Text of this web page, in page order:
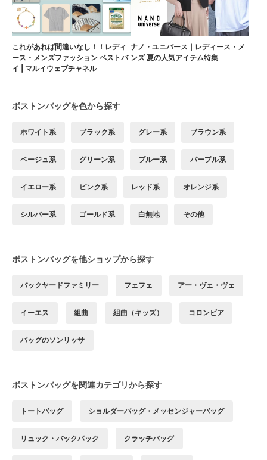
これがあれば間違いなし！！レディ
ース・メンズファッション ベストバ
イ | マルイウェブチャネル
ナノ・ユニバース｜レディース・メ
ンズ 夏の人気アイテム特集
ボストンバッグを色から探す
ホワイト系 ブラック系 グレー系 ブラウン系
ベージュ系 グリーン系 ブルー系 パープル系
イエロー系 ピンク系 レッド系 オレンジ系
シルバー系 ゴールド系 白無地 その他
ボストンバッグを他ショップから探す
バックヤードファミリー フェフェ アー・ヴェ・ヴェ
イーエス 組曲 組曲（キッズ） コロンビア
バッグのソンリッサ
ボストンバッグを関連カテゴリから探す
トートバッグ ショルダーバッグ・メッセンジャーバッグ
リュック・バックパック クラッチバッグ